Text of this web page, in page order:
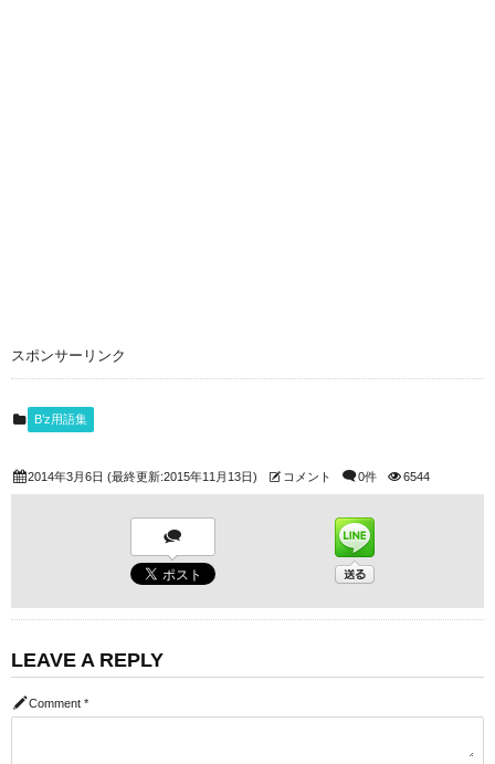
スポンサーリンク
B’z用語集
2014年3月6日 (最終更新:2015年11月13日) コメント 0件 6544
LEAVE A REPLY
Comment *